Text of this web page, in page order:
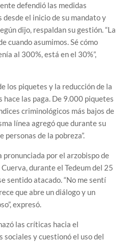
defendió las medidas
el inicio de su mandato y
dijo, respaldan su gestión. “La
cuando asumimos. Sé cómo
al 300%, está en el 30%”,
los piquetes y la reducción de la
hace las paga. De 9.000 piquetes
criminológicos más bajos de
línea agregó que durante su
personas de la pobreza”.
por el arzobispo de
durante el Tedeum del 25
sentido atacado. “No me sentí
que abre un diálogo y un
expresó.
las críticas hacia el
sociales y cuestionó el uso del